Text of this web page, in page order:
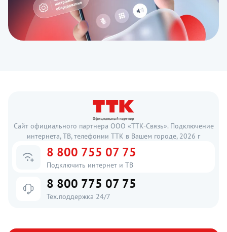
Сайт официального партнера ООО «ТТК-Связь». Подключение
интернета, ТВ, телефонии ТТК в Вашем городе, 2026 г
8 800 755 07 75
Подключить интернет и ТВ
8 800 775 07 75
Тех.поддержка 24/7